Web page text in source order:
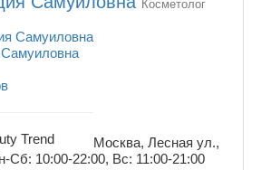
Косметолог
Trend
Москва, Лесная ул.,
Сб: 10:00-22:00, Вс: 11:00-21:00